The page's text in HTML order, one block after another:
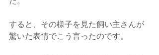
すると、その様子を見た飼い主さんが
驚いた表情でこう言ったのです。